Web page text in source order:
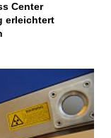
Center
erleichtert